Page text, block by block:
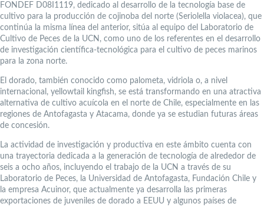
FONDEF D08I1119, dedicado al desarrollo de la tecnología base de
cultivo para la producción de cojinoba del norte (Seriolella violacea), que
continúa la misma línea del anterior, sitúa al equipo del Laboratorio de
Cultivo de Peces de la UCN, como uno de los referentes en el desarrollo
de investigación científica-tecnológica para el cultivo de peces marinos
para la zona norte.
El dorado, también conocido como palometa, vidriola o, a nivel
internacional, yellowtail kingfish, se está transformando en una atractiva
alternativa de cultivo acuícola en el norte de Chile, especialmente en las
regiones de Antofagasta y Atacama, donde ya se estudian futuras áreas
de concesión.
La actividad de investigación y productiva en este ámbito cuenta con
una trayectoria dedicada a la generación de tecnología de alrededor de
seis a ocho años, incluyendo el trabajo de la UCN a través de su
Laboratorio de Peces, la Universidad de Antofagasta, Fundación Chile y
la empresa Acuinor, que actualmente ya desarrolla las primeras
exportaciones de juveniles de dorado a EEUU y algunos países de